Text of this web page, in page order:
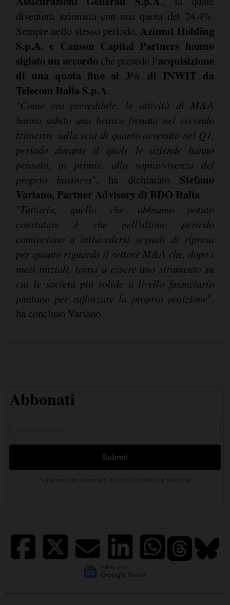
diventerà azionista con una quota del 24.4%.
Sempre nello stesso periodo, Azimut Holding
S.p.A. e Canson Capital Partners hanno
siglato un accordoche prevede l'acquisizione
di una quota fino al 3% di INWIT da
Telecom Italia S.p.A.
"Come era prevedibile, le attività di M&A
hanno subito una brusca frenata nel secondo
trimestre sulla scia di quanto avvenuto nel Q1,
periodo durante il quale le aziende hanno
pensato, in primis, alla sopravvivenza del
proprio business", ha dichiarato Stefano
Variano, Partner Advisory di BDO Italia.
"Tuttavia, quello che abbiamo potuto
constatare è che nell'ultimo periodo
cominciano a intravedersi segnali di ripresa
per quanto riguarda il settore M&A che, dopo i
mesi iniziali, torna a essere uno strumento su
cui le società più solide a livello finanziario
puntano per rafforzare la propria posizione",
ha concluso Variano.